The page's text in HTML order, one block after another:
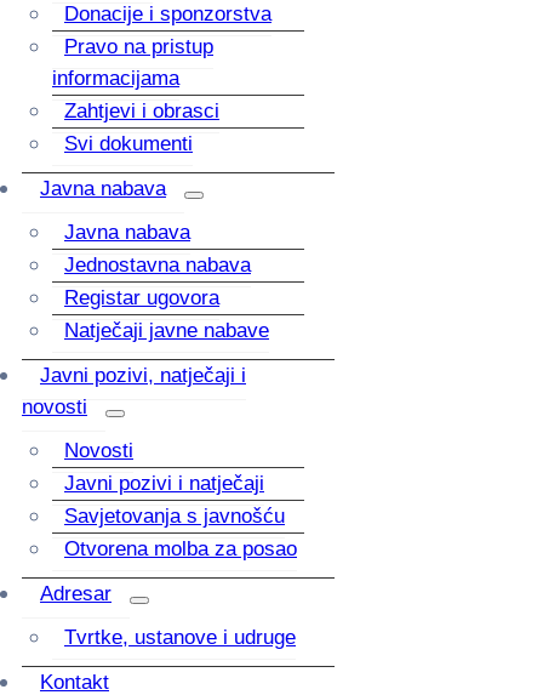
Donacije i sponzorstva
Pravo na pristup
informacijama
Zahtjevi i obrasci
Svi dokumenti
Javna nabava
Javna nabava
Jednostavna nabava
Registar ugovora
Natječaji javne nabave
Javni pozivi, natječaji i
novosti
Novosti
Javni pozivi i natječaji
Savjetovanja s javnošću
Otvorena molba za posao
Adresar
Tvrtke, ustanove i udruge
Kontakt